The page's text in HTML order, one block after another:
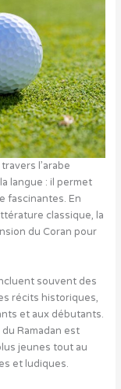
l’arabe
langue : il permet
fascinantes. En
classique, la
du Coran pour
souvent des
récits historiques,
et aux débutants.
Ramadan est
jeunes tout au
et ludiques.